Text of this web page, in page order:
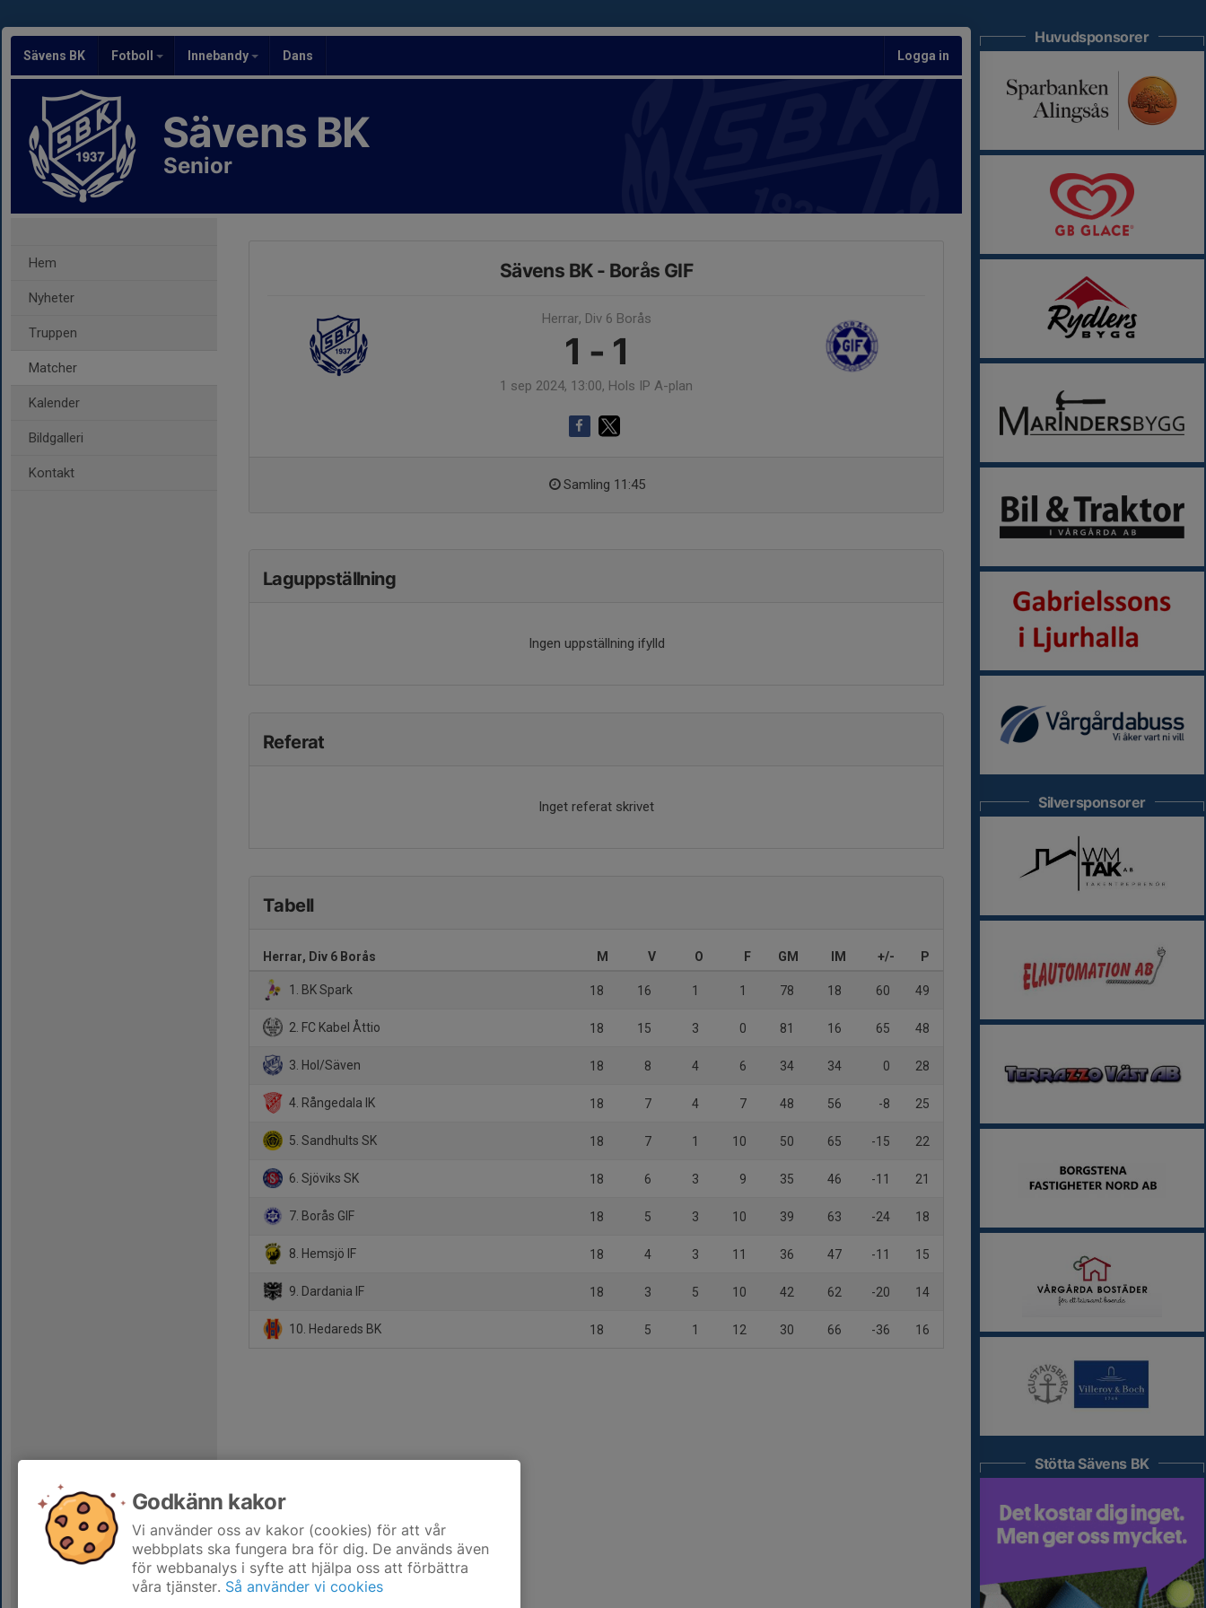
Sävens BK Fotboll Innebandy Dans Logga in
Sävens BK
Senior
Hem
Nyheter
Truppen
Matcher
Kalender
Bildgalleri
Kontakt
Sävens BK - Borås GIF
Herrar, Div 6 Borås
1 - 1
1 sep 2024, 13:00, Hols IP A-plan
Samling 11:45
Laguppställning
Ingen uppställning ifylld
Referat
Inget referat skrivet
Tabell
Herrar, Div 6 Borås M V O F GM IM +/- P
1. BK Spark 18 16 1 1 78 18 60 49
2. FC Kabel Åttio 18 15 3 0 81 16 65 48
3. Hol/Säven 18 8 4 6 34 34 0 28
4. Rångedala IK 18 7 4 7 48 56 -8 25
5. Sandhults SK 18 7 1 10 50 65 -15 22
6. Sjöviks SK 18 6 3 9 35 46 -11 21
7. Borås GIF 18 5 3 10 39 63 -24 18
8. Hemsjö IF 18 4 3 11 36 47 -11 15
9. Dardania IF 18 3 5 10 42 62 -20 14
10. Hedareds BK 18 5 1 12 30 66 -36 16
Huvudsponsorer
Silversponsorer
Stötta Sävens BK
Godkänn kakor
Vi använder oss av kakor (cookies) för att vår
webbplats ska fungera bra för dig. De används även
för webbanalys i syfte att hjälpa oss att förbättra
våra tjänster. Så använder vi cookies